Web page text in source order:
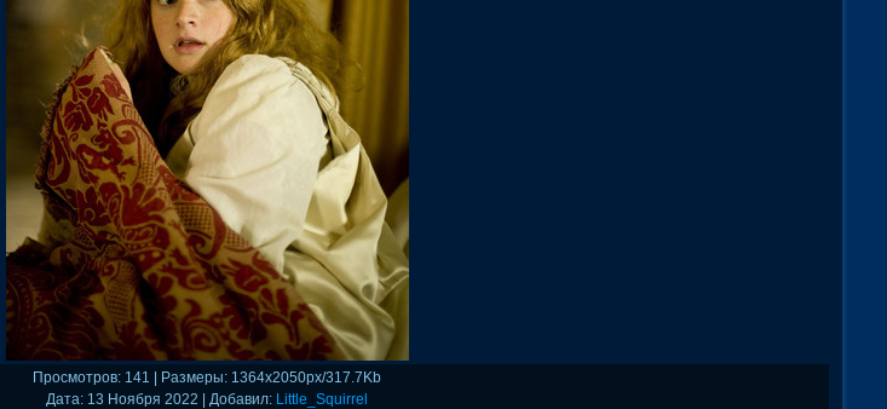
Просмотров: 141 | Размеры: 1364x2050px/317.7Kb
Дата: 13 Ноября 2022 | Добавил: Little_Squirrel